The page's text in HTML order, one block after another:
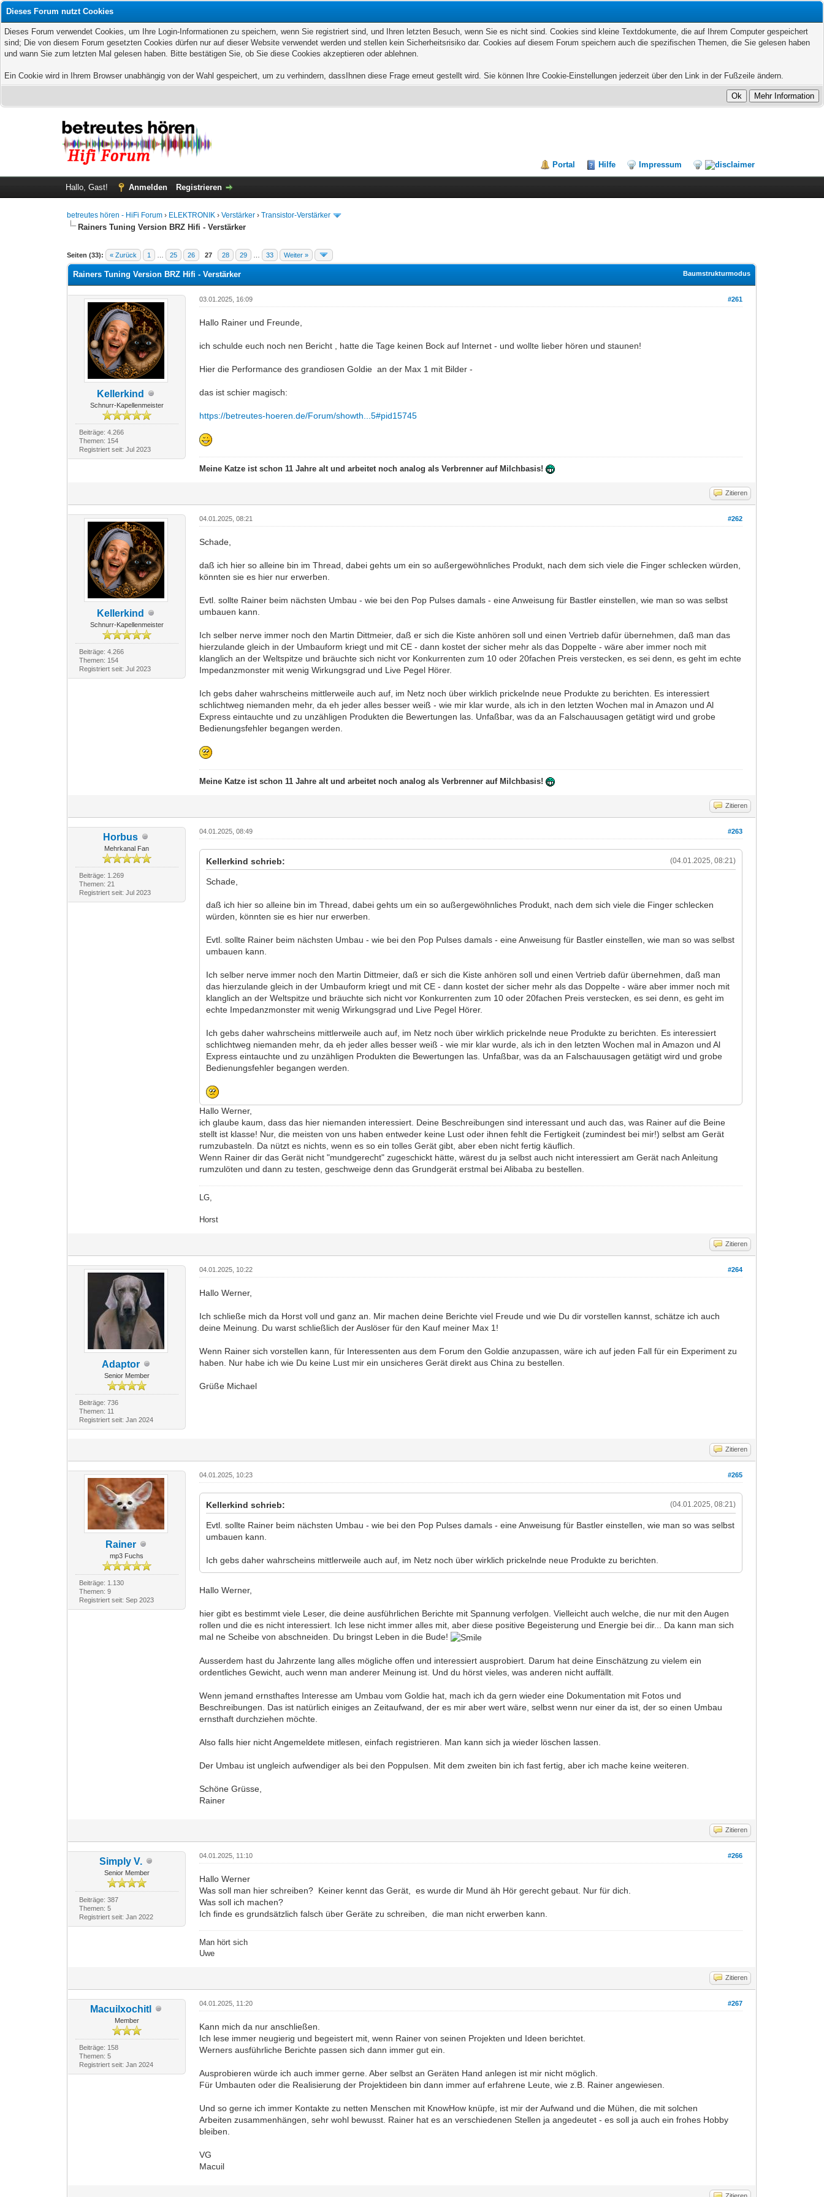
Dieses Forum nutzt Cookies
Dieses Forum verwendet Cookies, um Ihre Login-Informationen zu speichern, wenn Sie registriert sind, und Ihren letzten Besuch, wenn Sie es nicht sind. Cookies sind kleine Textdokumente, die auf Ihrem Computer gespeichert
sind; Die von diesem Forum gesetzten Cookies dürfen nur auf dieser Website verwendet werden und stellen kein Sicherheitsrisiko dar. Cookies auf diesem Forum speichern auch die spezifischen Themen, die Sie gelesen haben
und wann Sie zum letzten Mal gelesen haben. Bitte bestätigen Sie, ob Sie diese Cookies akzeptieren oder ablehnen.
Ein Cookie wird in Ihrem Browser unabhängig von der Wahl gespeichert, um zu verhindern, dassIhnen diese Frage erneut gestellt wird. Sie können Ihre Cookie-Einstellungen jederzeit über den Link in der Fußzeile ändern.
Portal Hilfe Impressum
Hallo, Gast! Anmelden Registrieren
betreutes hören - HiFi Forum› ELEKTRONIK ›Verstärker ›Transistor-Verstärker
Rainers Tuning Version BRZ Hifi - Verstärker
Seiten (33): « Zurück 1 25 26 27 28 29 33 Weiter »
Baumstrukturmodus
Rainers Tuning Version BRZ Hifi - Verstärker
Kellerkind
Schnurr-Kapellenmeister
Beiträge: 4.266
Themen: 154
Registriert seit: Jul 2023
#261
03.01.2025, 16:09
Hallo Rainer und Freunde,
ich schulde euch noch nen Bericht , hatte die Tage keinen Bock auf Internet - und wollte lieber hören und staunen!
Hier die Performance des grandiosen Goldie an der Max 1 mit Bilder -
das ist schier magisch:
https://betreutes-hoeren.de/Forum/showth...5#pid15745
Meine Katze ist schon 11 Jahre alt und arbeitet noch analog als Verbrenner auf Milchbasis!
Zitieren
Kellerkind
Schnurr-Kapellenmeister
Beiträge: 4.266
Themen: 154
Registriert seit: Jul 2023
#262
04.01.2025, 08:21
Schade,
daß ich hier so alleine bin im Thread, dabei gehts um ein so außergewöhnliches Produkt, nach dem sich viele die Finger schlecken würden,
könnten sie es hier nur erwerben.
Evtl. sollte Rainer beim nächsten Umbau - wie bei den Pop Pulses damals - eine Anweisung für Bastler einstellen, wie man so was selbst
umbauen kann.
Ich selber nerve immer noch den Martin Dittmeier, daß er sich die Kiste anhören soll und einen Vertrieb dafür übernehmen, daß man das
hierzulande gleich in der Umbauform kriegt und mit CE - dann kostet der sicher mehr als das Doppelte - wäre aber immer noch mit
klanglich an der Weltspitze und bräuchte sich nicht vor Konkurrenten zum 10 oder 20fachen Preis verstecken, es sei denn, es geht im echte
Impedanzmonster mit wenig Wirkungsgrad und Live Pegel Hörer.
Ich gebs daher wahrscheins mittlerweile auch auf, im Netz noch über wirklich prickelnde neue Produkte zu berichten. Es interessiert
schlichtweg niemanden mehr, da eh jeder alles besser weiß - wie mir klar wurde, als ich in den letzten Wochen mal in Amazon und Al
Express eintauchte und zu unzähligen Produkten die Bewertungen las. Unfaßbar, was da an Falschauusagen getätigt wird und grobe
Bedienungsfehler begangen werden.
Meine Katze ist schon 11 Jahre alt und arbeitet noch analog als Verbrenner auf Milchbasis!
Zitieren
Horbus
Mehrkanal Fan
Beiträge: 1.269
Themen: 21
Registriert seit: Jul 2023
#263
04.01.2025, 08:49
(04.01.2025, 08:21)
Kellerkind schrieb:
Schade,
daß ich hier so alleine bin im Thread, dabei gehts um ein so außergewöhnliches Produkt, nach dem sich viele die Finger schlecken
würden, könnten sie es hier nur erwerben.
Evtl. sollte Rainer beim nächsten Umbau - wie bei den Pop Pulses damals - eine Anweisung für Bastler einstellen, wie man so was selbst
umbauen kann.
Ich selber nerve immer noch den Martin Dittmeier, daß er sich die Kiste anhören soll und einen Vertrieb dafür übernehmen, daß man
das hierzulande gleich in der Umbauform kriegt und mit CE - dann kostet der sicher mehr als das Doppelte - wäre aber immer noch mit
klanglich an der Weltspitze und bräuchte sich nicht vor Konkurrenten zum 10 oder 20fachen Preis verstecken, es sei denn, es geht im
echte Impedanzmonster mit wenig Wirkungsgrad und Live Pegel Hörer.
Ich gebs daher wahrscheins mittlerweile auch auf, im Netz noch über wirklich prickelnde neue Produkte zu berichten. Es interessiert
schlichtweg niemanden mehr, da eh jeder alles besser weiß - wie mir klar wurde, als ich in den letzten Wochen mal in Amazon und Al
Express eintauchte und zu unzähligen Produkten die Bewertungen las. Unfaßbar, was da an Falschauusagen getätigt wird und grobe
Bedienungsfehler begangen werden.
Hallo Werner,
ich glaube kaum, dass das hier niemanden interessiert. Deine Beschreibungen sind interessant und auch das, was Rainer auf die Beine
stellt ist klasse! Nur, die meisten von uns haben entweder keine Lust oder ihnen fehlt die Fertigkeit (zumindest bei mir!) selbst am Gerät
rumzubasteln. Da nützt es nichts, wenn es so ein tolles Gerät gibt, aber eben nicht fertig käuflich.
Wenn Rainer dir das Gerät nicht "mundgerecht" zugeschickt hätte, wärest du ja selbst auch nicht interessiert am Gerät nach Anleitung
rumzulöten und dann zu testen, geschweige denn das Grundgerät erstmal bei Alibaba zu bestellen.
LG,
Horst
Zitieren
Adaptor
Senior Member
Beiträge: 736
Themen: 11
Registriert seit: Jan 2024
#264
04.01.2025, 10:22
Hallo Werner,
Ich schließe mich da Horst voll und ganz an. Mir machen deine Berichte viel Freude und wie Du dir vorstellen kannst, schätze ich auch
deine Meinung. Du warst schließlich der Auslöser für den Kauf meiner Max 1!
Wenn Rainer sich vorstellen kann, für Interessenten aus dem Forum den Goldie anzupassen, wäre ich auf jeden Fall für ein Experiment zu
haben. Nur habe ich wie Du keine Lust mir ein unsicheres Gerät direkt aus China zu bestellen.
Grüße Michael
Zitieren
Rainer
mp3 Fuchs
Beiträge: 1.130
Themen: 9
Registriert seit: Sep 2023
#265
04.01.2025, 10:23
(04.01.2025, 08:21)
Kellerkind schrieb:
Evtl. sollte Rainer beim nächsten Umbau - wie bei den Pop Pulses damals - eine Anweisung für Bastler einstellen, wie man so was selbst
umbauen kann.
Ich gebs daher wahrscheins mittlerweile auch auf, im Netz noch über wirklich prickelnde neue Produkte zu berichten.
Hallo Werner,
hier gibt es bestimmt viele Leser, die deine ausführlichen Berichte mit Spannung verfolgen. Vielleicht auch welche, die nur mit den Augen
rollen und die es nicht interessiert. Ich lese nicht immer alles mit, aber diese positive Begeisterung und Energie bei dir... Da kann man sich
mal ne Scheibe von abschneiden. Du bringst Leben in die Bude!
Ausserdem hast du Jahrzente lang alles mögliche offen und interessiert ausprobiert. Darum hat deine Einschätzung zu vielem ein
ordentliches Gewicht, auch wenn man anderer Meinung ist. Und du hörst vieles, was anderen nicht auffällt.
Wenn jemand ernsthaftes Interesse am Umbau vom Goldie hat, mach ich da gern wieder eine Dokumentation mit Fotos und
Beschreibungen. Das ist natürlich einiges an Zeitaufwand, der es mir aber wert wäre, selbst wenn nur einer da ist, der so einen Umbau
ernsthaft durchziehen möchte.
Also falls hier nicht Angemeldete mitlesen, einfach registrieren. Man kann sich ja wieder löschen lassen.
Der Umbau ist ungleich aufwendiger als bei den Poppulsen. Mit dem zweiten bin ich fast fertig, aber ich mache keine weiteren.
Schöne Grüsse,
Rainer
Zitieren
Simply V.
Senior Member
Beiträge: 387
Themen: 5
Registriert seit: Jan 2022
#266
04.01.2025, 11:10
Hallo Werner
Was soll man hier schreiben? Keiner kennt das Gerät, es wurde dir Mund äh Hör gerecht gebaut. Nur für dich.
Was soll ich machen?
Ich finde es grundsätzlich falsch über Geräte zu schreiben, die man nicht erwerben kann.
Man hört sich
Uwe
Zitieren
Macuilxochitl
Member
Beiträge: 158
Themen: 5
Registriert seit: Jan 2024
#267
04.01.2025, 11:20
Kann mich da nur anschließen.
Ich lese immer neugierig und begeistert mit, wenn Rainer von seinen Projekten und Ideen berichtet.
Werners ausführliche Berichte passen sich dann immer gut ein.
Ausprobieren würde ich auch immer gerne. Aber selbst an Geräten Hand anlegen ist mir nicht möglich.
Für Umbauten oder die Realisierung der Projektideen bin dann immer auf erfahrene Leute, wie z.B. Rainer angewiesen.
Und so gerne ich immer Kontakte zu netten Menschen mit KnowHow knüpfe, ist mir der Aufwand und die Mühen, die mit solchen
Arbeiten zusammenhängen, sehr wohl bewusst. Rainer hat es an verschiedenen Stellen ja angedeutet - es soll ja auch ein frohes Hobby
bleiben.
VG
Macuil